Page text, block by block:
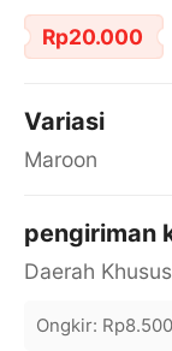
Rp20.000
Variasi
Maroon
pengiriman
Ongkir: Rp8.500